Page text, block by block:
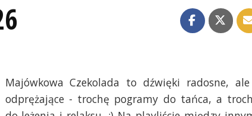
Majówkowa Czekolada to dźwięki radosne,
odprężające - trochę pogramy do tańca, a